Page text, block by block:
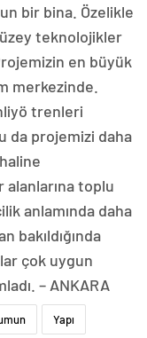
bir bina. Özelikle
teknolojikler
en büyük
merkezinde.
trenleri
da projemizi daha
toplu
anlamında daha
bakıldığında
çok uygun
– ANKARA
Yapı